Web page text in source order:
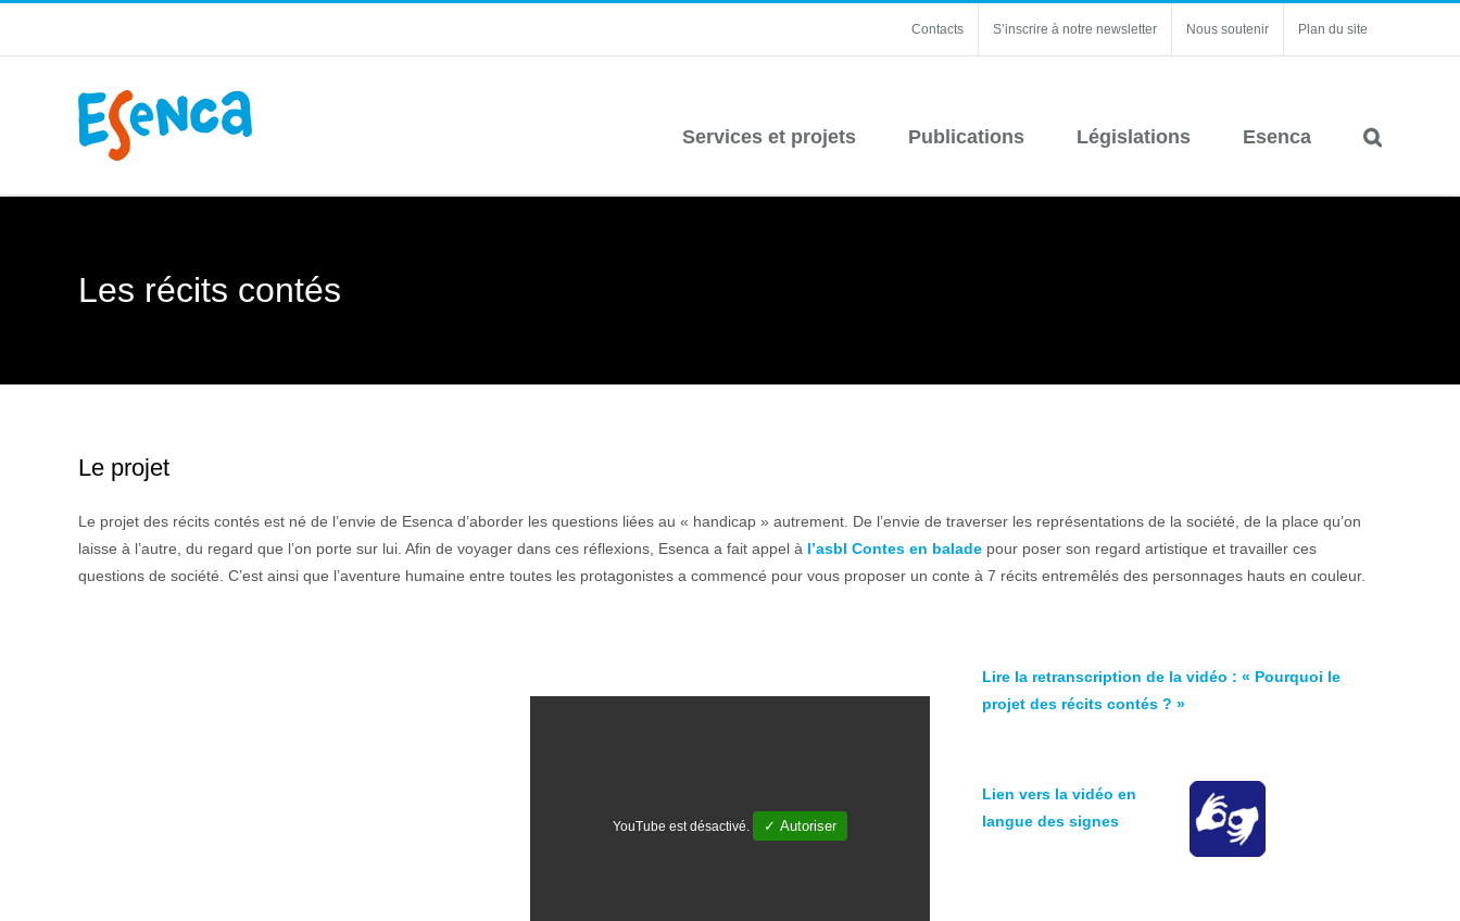
Contacts S’inscrire à notre newsletter Nous soutenir Plan du site
Services et projets Publications Législations Esenca
Les récits contés
Le projet
Le projet des récits contés est né de l’envie de Esenca d’aborder les questions liées au « handicap » autrement. De l’envie de traverser les représentations de la société, de la place qu’on
laisse à l’autre, du regard que l’on porte sur lui. Afin de voyager dans ces réflexions, Esenca a fait appel à l’asbl Contes en balade pour poser son regard artistique et travailler ces
questions de société. C’est ainsi que l’aventure humaine entre toutes les protagonistes a commencé pour vous proposer un conte à 7 récits entremêlés des personnages hauts en couleur.
YouTube est désactivé. ✓ Autoriser
Lire la retranscription de la vidéo : « Pourquoi le
projet des récits contés ? »
Lien vers la vidéo en
langue des signes